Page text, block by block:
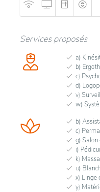
Services proposés
a)
b)
c)
d)
v)
w)
b)
c)
g)
i)
k)
u)
x) Linge
y)